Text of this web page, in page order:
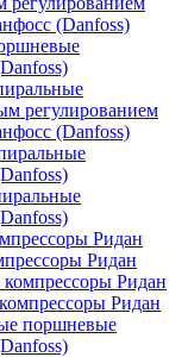
(Danfoss)
регулированием
(Danfoss)
Ридан
Ридан
Ридан
Ридан
поршневые